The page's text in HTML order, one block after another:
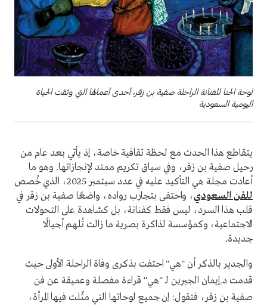
لوحة الحنا للفنانة الراحلة صفية بن زقر، أحدى أعمالها التي وثقت الحياة
اليومية السعودية
يتقاطع هذا الحدث مع لحظة ثقافية خاصة، إذ يأتي بعد عام من
رحيل صفية بن زقر، وفي سياق تكريم ممتد لإنجازاتها. وهو ما
أعادت مجلة هي التأكيد عليه في عدد سبتمبر 2025، الذي خُصص
للفن السعودي، واحتفى بتجارب رواده، واضعًا صفية بن زقر في
قلب هذا السرد، ليس فقط كفنانة، بل كشاهدة على التحولات
الاجتماعية، وكمؤسسة لذاكرة بصرية ما زالت تُلهم أجيالًا
جديدة.
والجدير بالذكر أن "هي" احتفت بذكرى وفاة الراحلة الأولى حيث
قدمت د.إيمان الجبرين لـ "هي" قراءة مفصلة وعميقة عن فن
صفية بن زقر، فتقول: إن جميع لوحاتها التي مثّلت فيها المرأة،